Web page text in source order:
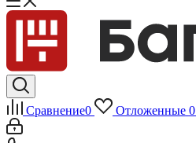
Сравнение0 Отложенные 0